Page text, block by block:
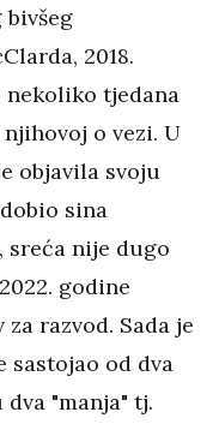
bivšeg
2018.
nekoliko tjedana
o vezi. U
objavila svoju
sina
sreća nije dugo
godine
razvod. Sada je
sastojao od dva
"manja" tj.